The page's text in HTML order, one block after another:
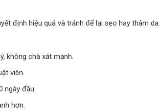
định hiệu quả và tránh để lại sẹo hay thâm da.
không chà xát mạnh.
viên.
ngày đầu.
hơn.